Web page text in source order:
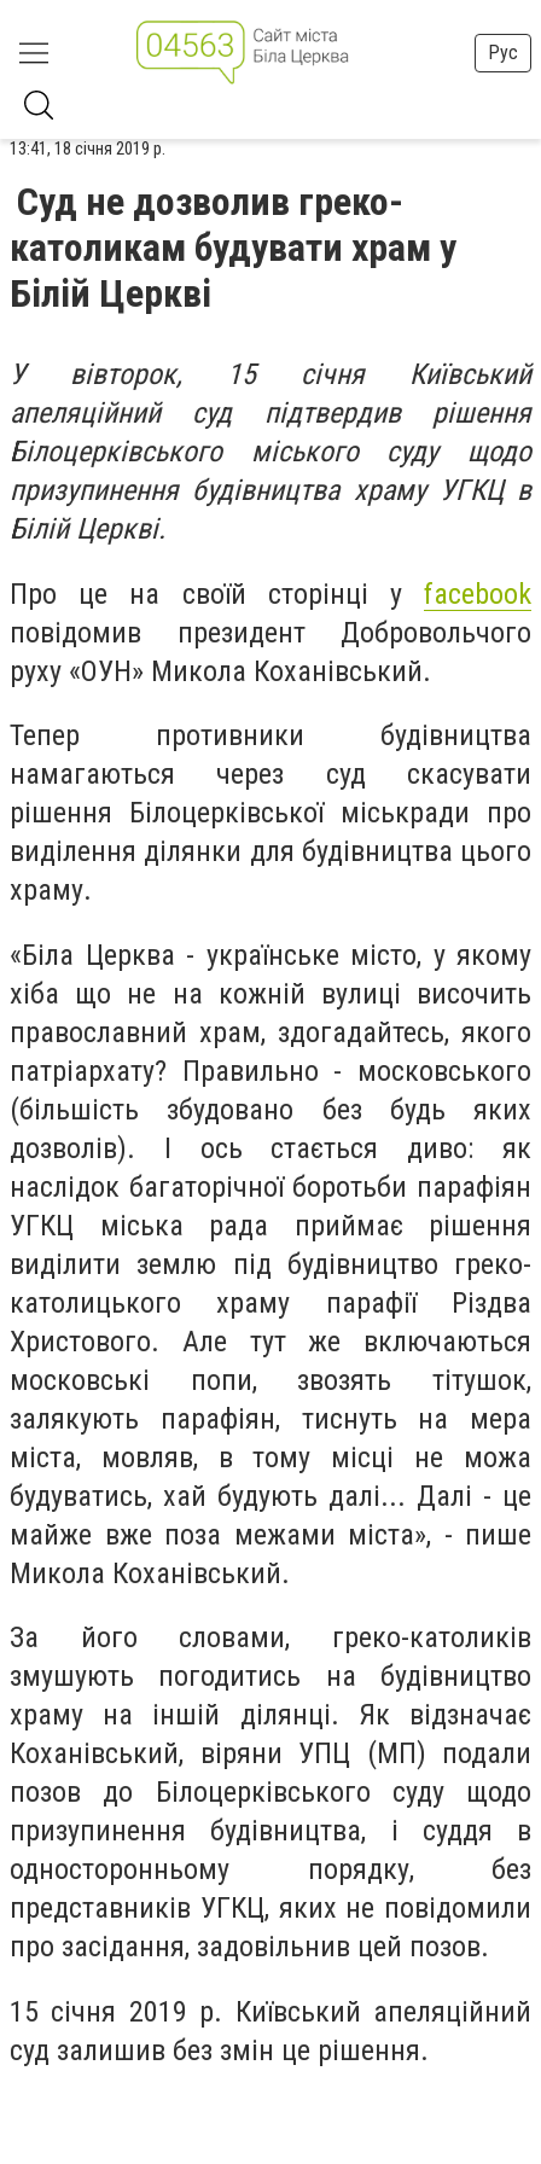
Рус
13:41, 18 січня 2019 р.
Суд не дозволив греко-
католикам будувати храм у
Білій Церкві
У вівторок, 15 січня Київський
апеляційний суд підтвердив рішення
Білоцерківського міського суду щодо
призупинення будівництва храму УГКЦ в
Білій Церкві.
Про це на своїй сторінці у facebook
повідомив президент Добровольчого
руху «ОУН» Микола Коханівський.
Тепер противники будівництва
намагаються через суд скасувати
рішення Білоцерківської міськради про
виділення ділянки для будівництва цього
храму.
«Біла Церква - українське місто, у якому
хіба що не на кожній вулиці височить
православний храм, здогадайтесь, якого
патріархату? Правильно - московського
(більшість збудовано без будь яких
дозволів). І ось стається диво: як
наслідок багаторічної боротьби парафіян
УГКЦ міська рада приймає рішення
виділити землю під будівництво греко-
католицького храму парафії Різдва
Христового. Але тут же включаються
московські попи, звозять тітушок,
залякують парафіян, тиснуть на мера
міста, мовляв, в тому місці не можа
будуватись, хай будують далі... Далі - це
майже вже поза межами міста», - пише
Микола Коханівський.
За його словами, греко-католиків
змушують погодитись на будівництво
храму на іншій ділянці. Як відзначає
Коханівський, віряни УПЦ (МП) подали
позов до Білоцерківського суду щодо
призупинення будівництва, і суддя в
односторонньому порядку, без
представників УГКЦ, яких не повідомили
про засідання, задовільнив цей позов.
15 січня 2019 р. Київський апеляційний
суд залишив без змін це рішення.